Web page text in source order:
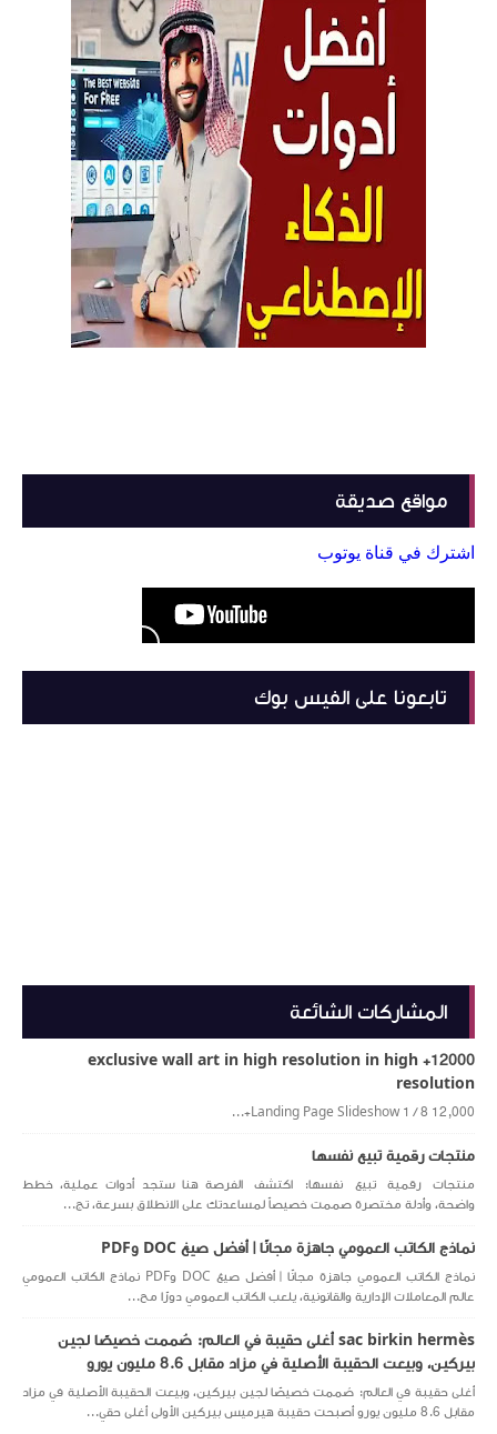
مواقع صديقة
اشترك في قناة يوتوب
تابعونا على الفيس بوك
المشاركات الشائعة
12000+ exclusive wall art in high resolution in high
resolution
Landing Page Slideshow 1 / 8 12,000+...
منتجات رقمية تبيع نفسها
منتجات رقمية تبيع نفسها: اكتشف الفرصة هنا ستجد أدوات عملية، خطط
واضحة، وأدلة مختصرة صممت خصيصاً لمساعدتك على الانطلاق بسرعة، تج...
نماذج الكاتب العمومي جاهزة مجانًا | أفضل صيغ DOC وPDF
نماذج الكاتب العمومي جاهزة مجانًا | أفضل صيغ DOC وPDF نماذج الكاتب العمومي
عالم المعاملات الإدارية والقانونية، يلعب الكاتب العمومي دورًا مح...
sac birkin hermès أغلى حقيبة في العالم: صُممت خصيصًا لجين
بيركين، وبيعت الحقيبة الأصلية في مزاد مقابل 8.6 مليون يورو
أغلى حقيبة في العالم: صُممت خصيصًا لجين بيركين، وبيعت الحقيبة الأصلية في مزاد
مقابل 8.6 مليون يورو أصبحت حقيبة هيرميس بيركين الأولى أغلى حقي...